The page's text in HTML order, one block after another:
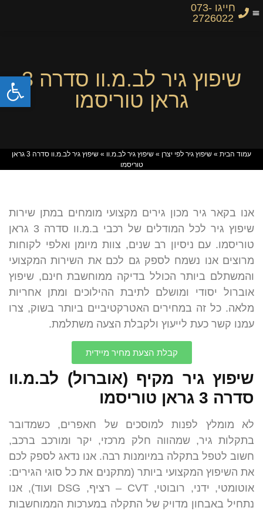
חייגו 073-
2726022
שיפוץ גיר לב.מ.וו סדרה 3
גראן טוריסמו
עמוד הבית » שיפוץ גיר לפי יצרן » שיפוץ גיר לב.מ.וו »
שיפוץ גיר לב.מ.וו סדרה 3 גראן
טוריסמו
אנו בקאר גיר מכון גירים מקצועי מומחים במתן שירות
שיפוץ גיר לכל המודלים של רכבי ב.מ.וו סדרה 3 גראן
טוריסמו. עם ניסיון רב שנים, צוות מיומן ואלפי לקוחות
מרוצים אנו נשמח לספק גם לכם את השירות המקצועי
והמשתלם ביותר הכולל בדיקה ממוחשבת חינם, שיפוץ
אוברול יסודי ומושלם לתיבת ההילוכים ומתן אחריות
מלאה. כל זה במחירים האטרקטיביים ביותר בשוק, צרו
עמנו קשר כעת לייעוץ ולקבלת הצעה משתלמת.
קבלת הצעת מחיר מיידית
שיפוץ גיר מקיף (אוברול) לב.מ.וו
סדרה 3 גראן טוריסמו
לא מומלץ לפנות למוסכים של חאפרים, כשמדובר
בתקלות גיר, שמהווה חלק מרכזי, יקר ומורכב ברכב,
חשוב לטפל בתקלה במיומנות רבה. אנו נדאג לספק לכם
את השיפוץ המקצועי ביותר (מתקנים את כל סוגי הגירים:
אוטומטי, ידני, רובוטי, CVT – רציף, DSG ועוד), אנו
נתחיל באבחון מדויק של התקלה במערכות הממוחשבות